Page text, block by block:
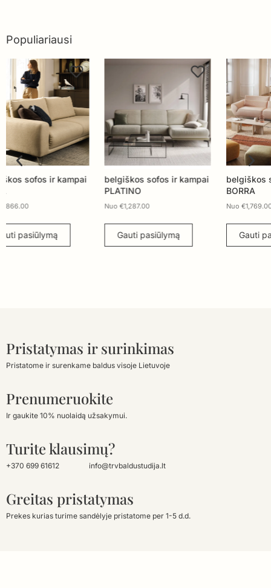
Populiariausi
belgiškos sofos ir kampai
Nuo €
Gauti pasiūlymą
belgiškos sofos ir kampai
BORRA
Nuo €
Gauti pasiūlymą
Nuo
Pristatymas ir surinkimas
Pristatome ir surenkame baldus visoje Lietuvoje
Prenumeruokite
Ir gaukite 10% nuolaidą užsakymui.
Turite klausimų?
+370 699 61612 info@trvbaldustudija.lt
Greitas pristatymas
Prekes kurias turime sandėlyje pristatome per 1-5 d.d.